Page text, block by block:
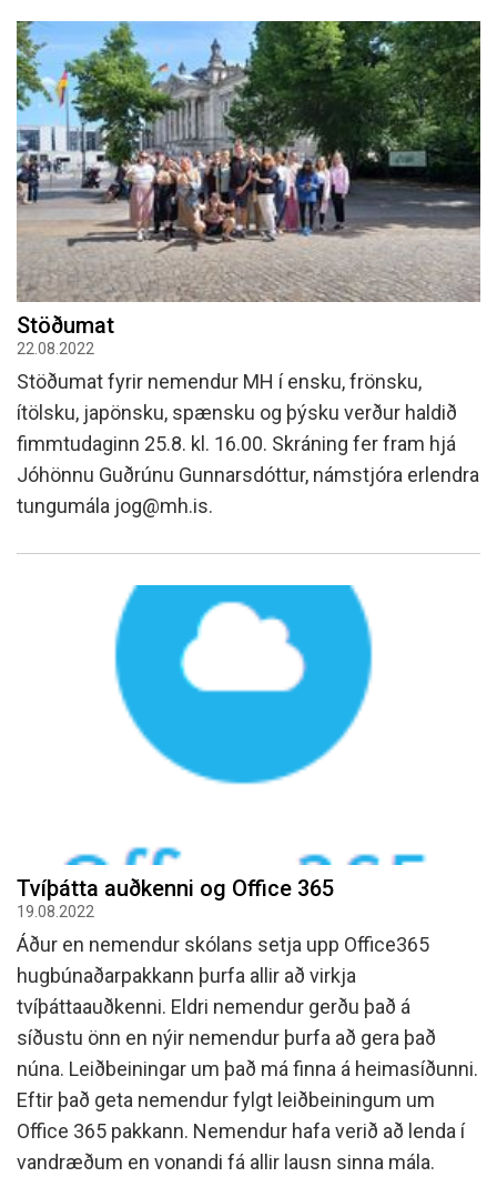
Stöðumat
22.08.2022
Stöðumat fyrir nemendur MH í ensku, frönsku,
ítölsku, japönsku, spænsku og þýsku verður haldið
fimmtudaginn 25.8. kl. 16.00. Skráning fer fram hjá
Jóhönnu Guðrúnu Gunnarsdóttur, námstjóra erlendra
tungumála jog@mh.is.
Tvíþátta auðkenni og Office 365
19.08.2022
Áður en nemendur skólans setja upp Office365
hugbúnaðarpakkann þurfa allir að virkja
tvíþáttaauðkenni. Eldri nemendur gerðu það á
síðustu önn en nýir nemendur þurfa að gera það
núna. Leiðbeiningar um það má finna á heimasíðunni.
Eftir það geta nemendur fylgt leiðbeiningum um
Office 365 pakkann. Nemendur hafa verið að lenda í
vandræðum en vonandi fá allir lausn sinna mála.